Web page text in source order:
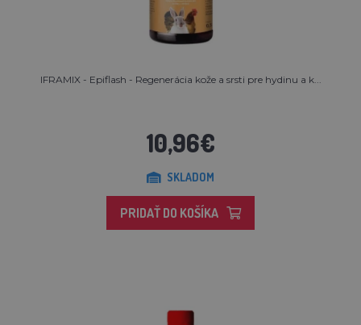
IFRAMIX - Epiflash - Regenerácia kože a srsti pre hydinu a k...
10,96€
SKLADOM
PRIDAŤ DO KOŠÍKA